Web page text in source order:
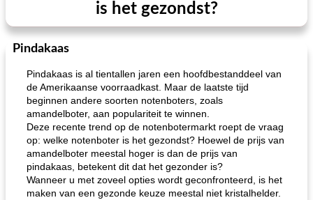
is het gezondst?
Pindakaas
Pindakaas is al tientallen jaren een hoofdbestanddeel van
de Amerikaanse voorraadkast. Maar de laatste tijd
beginnen andere soorten notenboters, zoals
amandelboter, aan populariteit te winnen.
Deze recente trend op de notenbotermarkt roept de vraag
op: welke notenboter is het gezondst? Hoewel de prijs van
amandelboter meestal hoger is dan de prijs van
pindakaas, betekent dit dat het gezonder is?
Wanneer u met zoveel opties wordt geconfronteerd, is het
maken van een gezonde keuze meestal niet kristalhelder.